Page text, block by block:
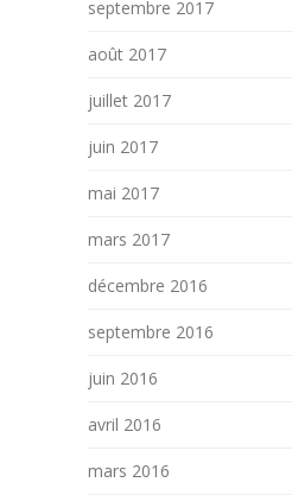
septembre 2017
août 2017
juillet 2017
juin 2017
mai 2017
mars 2017
décembre 2016
septembre 2016
juin 2016
avril 2016
mars 2016